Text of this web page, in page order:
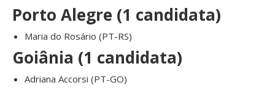
Porto Alegre (1 candidata)
Maria do Rosário (PT-RS)
Goiânia (1 candidata)
Adriana Accorsi (PT-GO)